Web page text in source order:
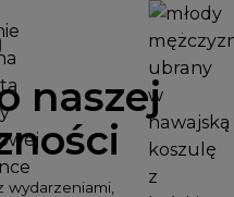
naszej
wydarzeniami,